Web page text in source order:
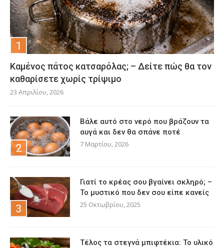
Καμένος πάτος κατσαρόλας; – Δείτε πώς θα τον
καθαρίσετε χωρίς τρίψιμο
23 Απριλίου, 2026
Βάλε αυτό στο νερό που βράζουν τα
αυγά και δεν θα σπάνε ποτέ
7 Μαρτίου, 2026
Γιατί το κρέας σου βγαίνει σκληρό; –
Το μυστικό που δεν σου είπε κανείς
25 Οκτωβρίου, 2025
Τέλος τα στεγνά μπιφτέκια: Το υλικό